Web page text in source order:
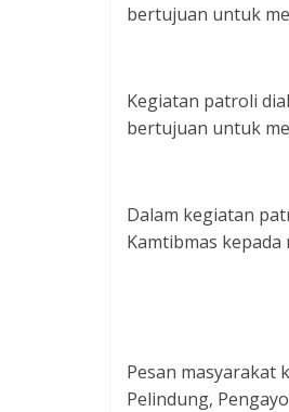
bertujuan untuk
Kegiatan patroli
bertujuan untuk
Dalam kegiatan
Kamtibmas
Pesan masyarakat
Pelindung,